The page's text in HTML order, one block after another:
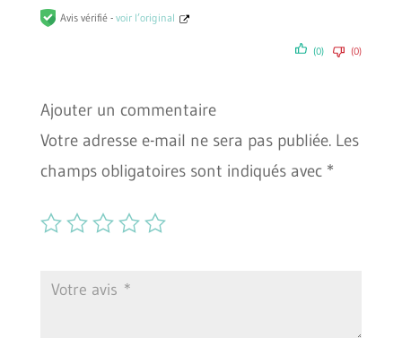
Avis vérifié - voir l’original
(0) (0)
Ajouter un commentaire
Votre adresse e-mail ne sera pas publiée. Les
champs obligatoires sont indiqués avec *